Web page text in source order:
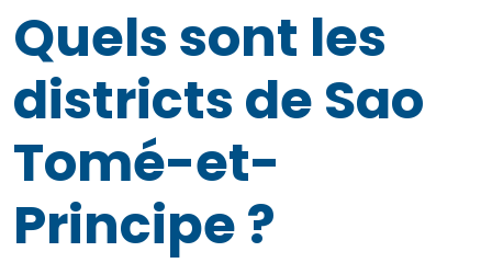
Quels sont les
districts de Sao
Tomé-et-
Principe ?